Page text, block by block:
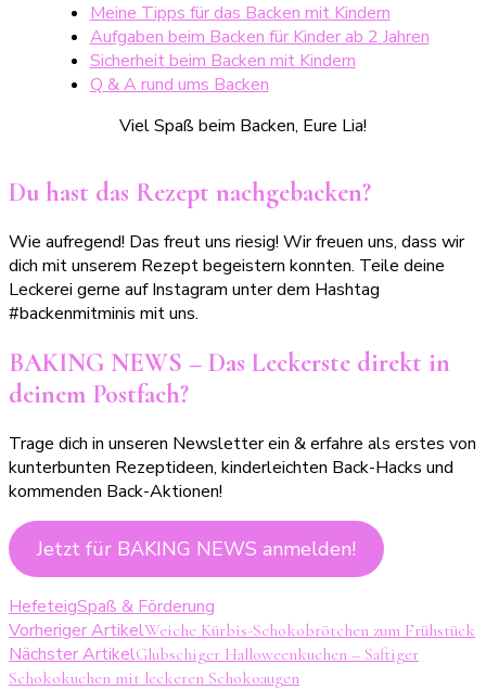
Meine Tipps für das Backen mit Kindern
Aufgaben beim Backen für Kinder ab 2 Jahren
Sicherheit beim Backen mit Kindern
Q & A rund ums Backen
Viel Spaß beim Backen, Eure Lia!
Du hast das Rezept nachgebacken?
Wie aufregend! Das freut uns riesig! Wir freuen uns, dass wir
dich mit unserem Rezept begeistern konnten. Teile deine
Leckerei gerne auf Instagram unter dem Hashtag
#backenmitminis mit uns.
BAKING NEWS – Das Leckerste direkt in
deinem Postfach?
Trage dich in unseren Newsletter ein & erfahre als erstes von
kunterbunten Rezeptideen, kinderleichten Back-Hacks und
kommenden Back-Aktionen!
Jetzt für BAKING NEWS anmelden!
HefeteigSpaß & Förderung
Beitragsnavigation
Vorheriger ArtikelWeiche Kürbis-Schokobrötchen zum Frühstück
Nächster ArtikelGlubschiger Halloweenkuchen – Saftiger
Schokokuchen mit leckeren Schokoaugen